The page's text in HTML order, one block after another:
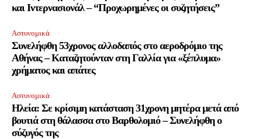
και Ιντερνασιονάλ – “Προχωρημένες οι συζητήσεις”
Αστυνομικά
Συνελήφθη 53χρονος αλλοδαπός στο αεροδρόμιο της
Αθήνας – Καταζητούνταν στη Γαλλία για «ξέπλυμα»
χρήματος και απάτες
Αστυνομικά
Ηλεία: Σε κρίσιμη κατάσταση 31χρονη μητέρα μετά από
βουτιά στη θάλασσα στο Βαρθολομιό – Συνελήφθη ο
σύζυγός της